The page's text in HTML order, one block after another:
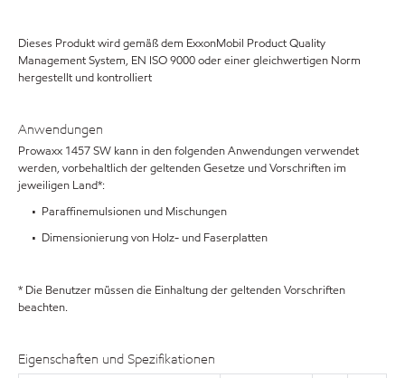
Dieses Produkt wird gemäß dem ExxonMobil Product Quality
Management System, EN ISO 9000 oder einer gleichwertigen Norm
hergestellt und kontrolliert
Anwendungen
Prowaxx 1457 SW kann in den folgenden Anwendungen verwendet
werden, vorbehaltlich der geltenden Gesetze und Vorschriften im
jeweiligen Land*:
• Paraffinemulsionen und Mischungen
• Dimensionierung von Holz- und Faserplatten
* Die Benutzer müssen die Einhaltung der geltenden Vorschriften
beachten.
Eigenschaften und Spezifikationen